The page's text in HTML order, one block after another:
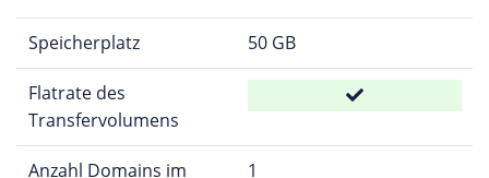
Speicherplatz 50 GB
Flatrate des
Transfervolumens
Anzahl Domains im 1